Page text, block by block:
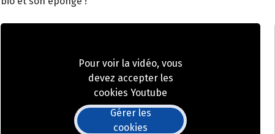
Pour voir la vidéo, vous
devez accepter les
cookies Youtube
Gérer les
cookies